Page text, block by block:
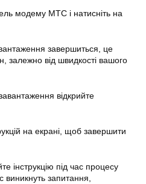
модему МТС і натисніть на
завершиться, це
залежно від швидкості вашого
відкрийте
на екрані, щоб завершити
інструкцію під час процесу
запитання,